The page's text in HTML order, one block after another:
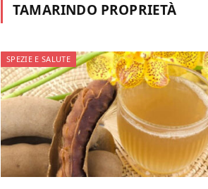
TAMARINDO PROPRIETÀ
SPEZIE E SALUTE